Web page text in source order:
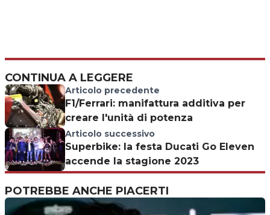
CONTINUA A LEGGERE
Articolo precedente
F1/Ferrari: manifattura additiva per
creare l'unità di potenza
Articolo successivo
Superbike: la festa Ducati Go Eleven
accende la stagione 2023
POTREBBE ANCHE PIACERTI